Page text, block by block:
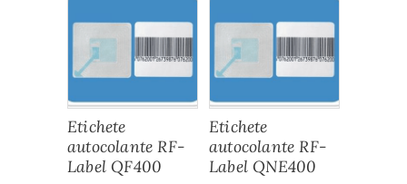
Etichete
autocolante RF-
Label QF400
Etichete
autocolante RF-
Label QNE400